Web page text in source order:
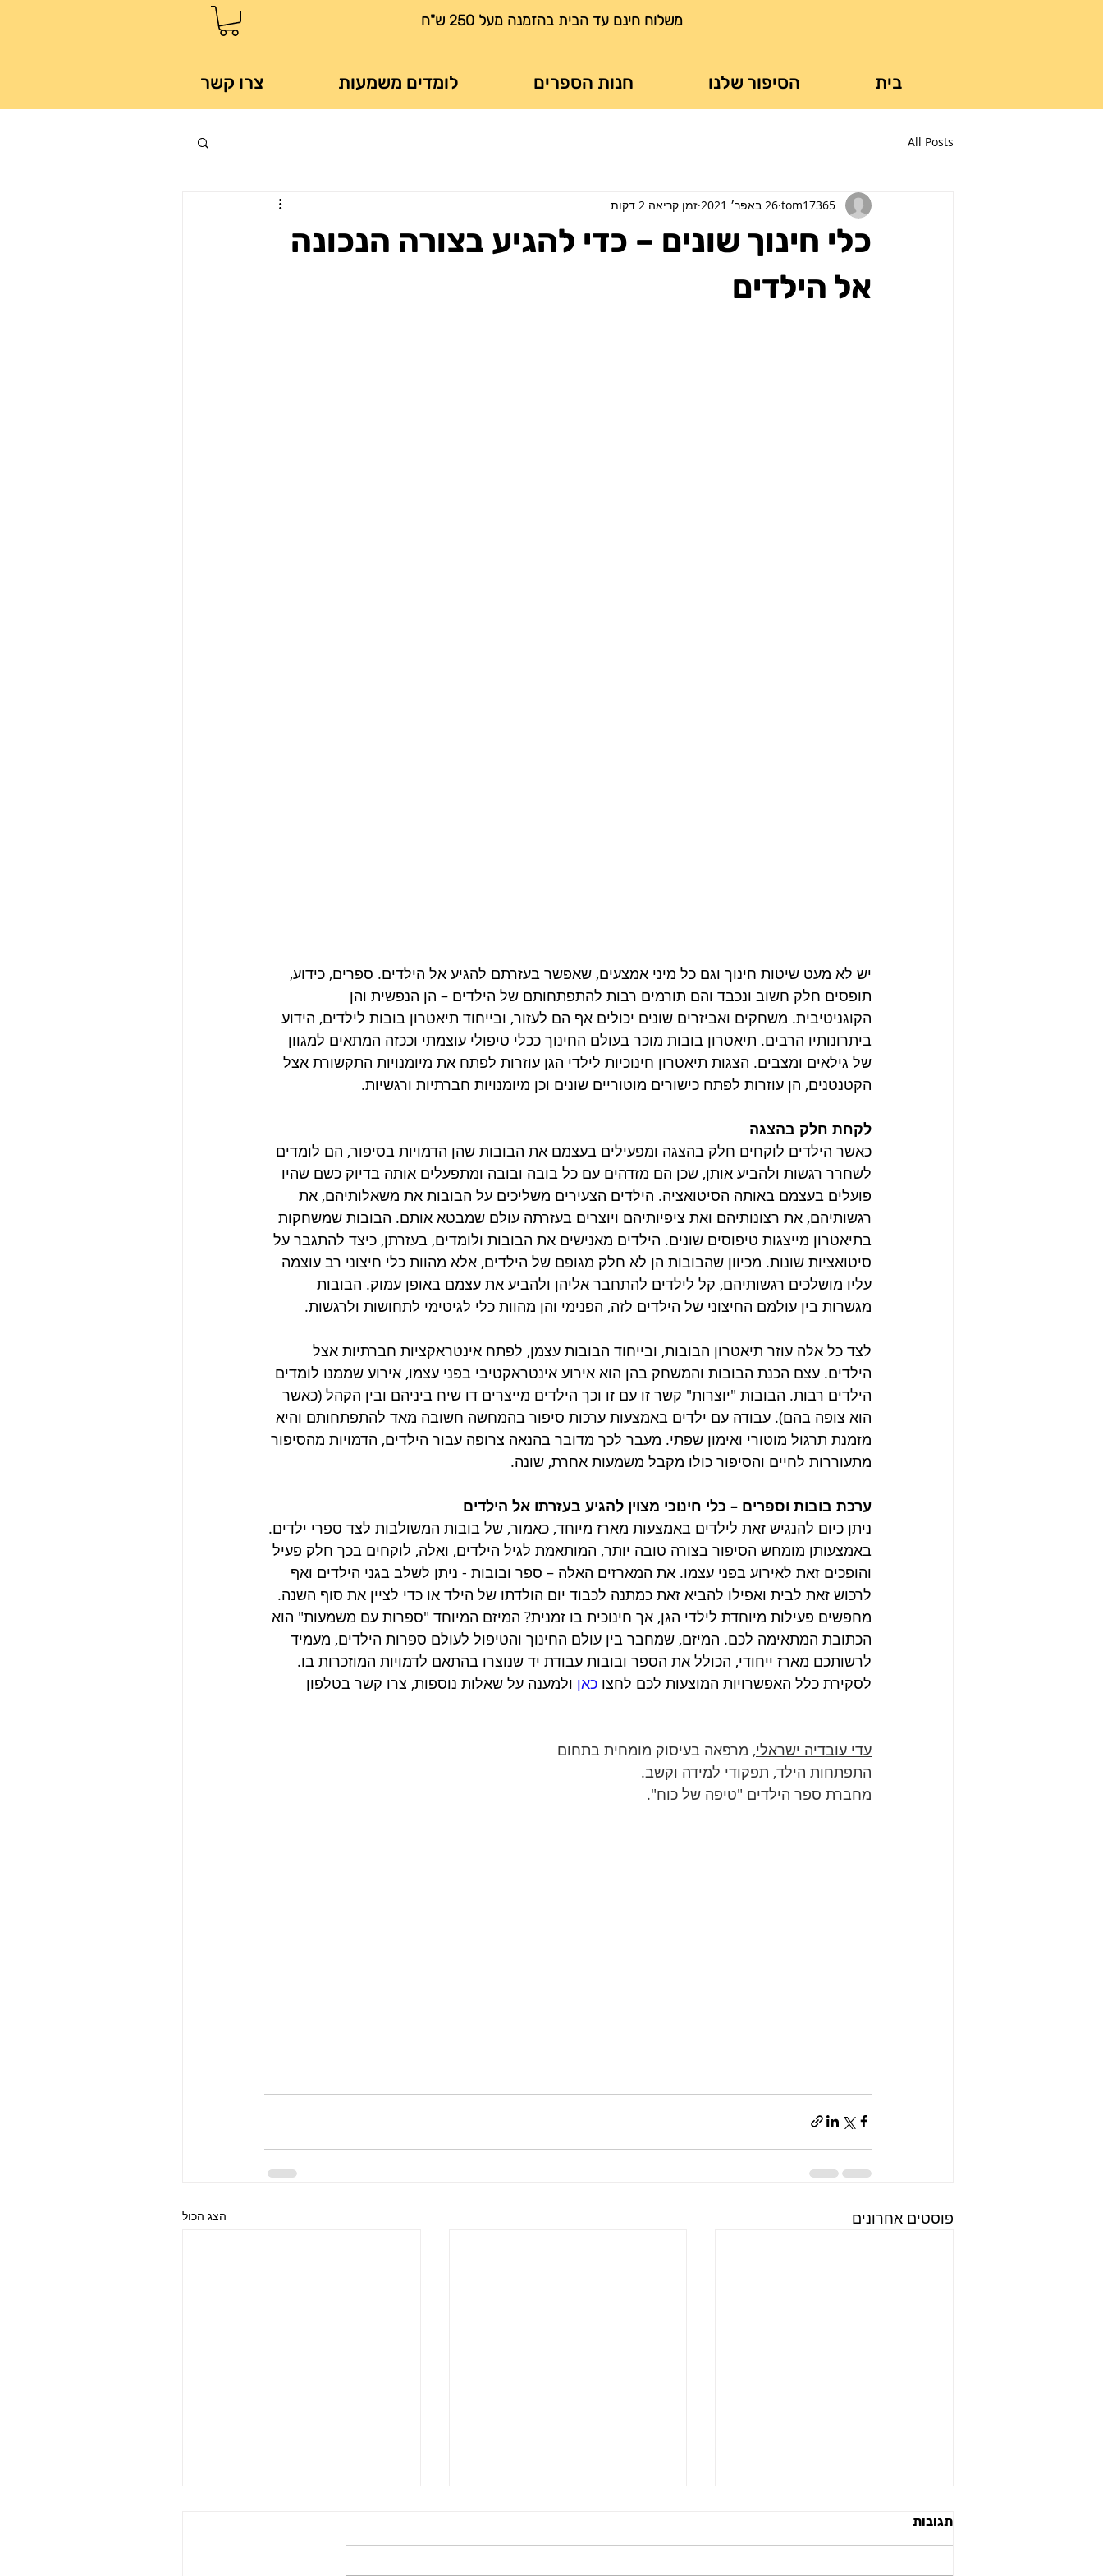
משלוח חינם עד הבית בהזמנה מעל 250 ש"ח
בית הסיפור שלנו חנות הספרים לומדים משמעות צרו קשר
All Posts
כלי חינוך שונים – כדי להגיע בצורה הנכונה
אל הילדים
tom17365 26 באפר׳ 2021 זמן קריאה 2 דקות
יש לא מעט שיטות חינוך וגם כל מיני אמצעים, שאפשר בעזרתם להגיע אל הילדים. ספרים, כידוע,
תופסים חלק חשוב ונכבד והם תורמים רבות להתפתחותם של הילדים – הן הנפשית והן
הקוגניטיבית. משחקים ואביזרים שונים יכולים אף הם לעזור, ובייחוד תיאטרון בובות לילדים, הידוע
ביתרונותיו הרבים. תיאטרון בובות מוכר בעולם החינוך ככלי טיפולי עוצמתי וככזה המתאים למגוון
של גילאים ומצבים. הצגות תיאטרון חינוכיות לילדי הגן עוזרות לפתח את מיומנויות התקשורת אצל
הקטנטנים, הן עוזרות לפתח כישורים מוטוריים שונים וכן מיומנויות חברתיות ורגשיות.
לקחת חלק בהצגה
כאשר הילדים לוקחים חלק בהצגה ומפעילים בעצמם את הבובות שהן הדמויות בסיפור, הם לומדים
לשחרר רגשות ולהביע אותן, שכן הם מזדהים עם כל בובה ובובה ומתפעלים אותה בדיוק כשם שהיו
פועלים בעצמם באותה הסיטואציה. הילדים הצעירים משליכים על הבובות את משאלותיהם, את
רגשותיהם, את רצונותיהם ואת ציפיותיהם ויוצרים בעזרתה עולם שמבטא אותם. הבובות שמשחקות
בתיאטרון מייצגות טיפוסים שונים. הילדים מאנישים את הבובות ולומדים, בעזרתן, כיצד להתגבר על
סיטואציות שונות. מכיוון שהבובות הן לא חלק מגופם של הילדים, אלא מהוות כלי חיצוני רב עוצמה
עליו מושלכים רגשותיהם, קל לילדים להתחבר אליהן ולהביע את עצמם באופן עמוק. הבובות
מגשרות בין עולמם החיצוני של הילדים לזה, הפנימי והן מהוות כלי לגיטימי לתחושות ולרגשות.
לצד כל אלה עוזר תיאטרון הבובות, ובייחוד הבובות עצמן, לפתח אינטראקציות חברתיות אצל
הילדים. עצם הכנת הבובות והמשחק בהן הוא אירוע אינטראקטיבי בפני עצמו, אירוע שממנו לומדים
הילדים רבות. הבובות "יוצרות" קשר זו עם זו וכך הילדים מייצרים דו שיח ביניהם ובין הקהל (כאשר
הוא צופה בהם). עבודה עם ילדים באמצעות ערכות סיפור בהמחשה חשובה מאד להתפתחותם והיא
מזמנת תרגול מוטורי ואימון שפתי. מעבר לכך מדובר בהנאה צרופה עבור הילדים, הדמויות מהסיפור
מתעוררות לחיים והסיפור כולו מקבל משמעות אחרת, שונה.
ערכת בובות וספרים – כלי חינוכי מצוין להגיע בעזרתו אל הילדים
ניתן כיום להנגיש זאת לילדים באמצעות מארז מיוחד, כאמור, של בובות המשולבות לצד ספרי ילדים.
באמצעותן מומחש הסיפור בצורה טובה יותר, המותאמת לגיל הילדים, ואלה, לוקחים בכך חלק פעיל
והופכים זאת לאירוע בפני עצמו. את המארזים האלה – ספר ובובות - ניתן לשלב בגני הילדים ואף
לרכוש זאת לבית ואפילו להביא זאת כמתנה לכבוד יום הולדתו של הילד או כדי לציין את סוף השנה.
מחפשים פעילות מיוחדת לילדי הגן, אך חינוכית בו זמנית? המיזם המיוחד "ספרות עם משמעות" הוא
הכתובת המתאימה לכם. המיזם, שמחבר בין עולם החינוך והטיפול לעולם ספרות הילדים, מעמיד
לרשותכם מארז ייחודי, הכולל את הספר ובובות עבודת יד שנוצרו בהתאם לדמויות המוזכרות בו.
לסקירת כלל האפשרויות המוצעות לכם לחצו כאן ולמענה על שאלות נוספות, צרו קשר בטלפון
עדי עובדיה ישראלי, מרפאה בעיסוק מומחית בתחום
התפתחות הילד, תפקודי למידה וקשב.
מחברת ספר הילדים "טיפה של כוח".
פוסטים אחרונים הצג הכול
תגובות